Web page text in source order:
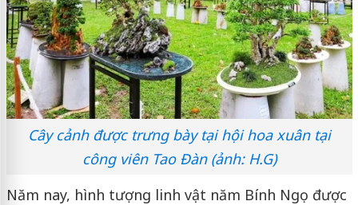
Cây cảnh được trưng bày tại hội hoa xuân tại
công viên Tao Đàn (ảnh: H.G)
Năm nay, hình tượng linh vật năm Bính Ngọ được